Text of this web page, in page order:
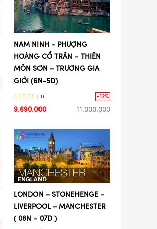
NAM NINH – PHƯỢNG
HOÀNG CỔ TRẤN – THIÊN
MÔN SƠN – TRƯƠNG GIA
GIỚI (6N-5D)
0 -12%
9.690.000 11.000.000
LONDON – STONEHENGE –
LIVERPOOL – MANCHESTER
( 08N – 07D )